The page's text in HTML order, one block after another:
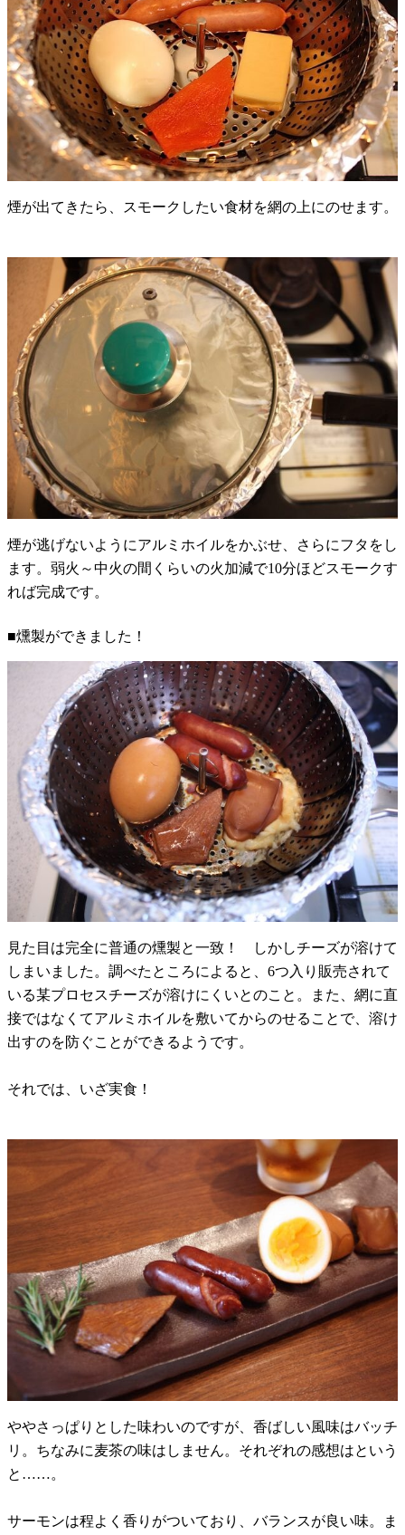
煙が出てきたら、スモークしたい食材を網の上にのせます。
煙が逃げないようにアルミホイルをかぶせ、さらにフタをし
ます。弱火～中火の間くらいの火加減で10分ほどスモークす
れば完成です。
■燻製ができました！
見た目は完全に普通の燻製と一致！ しかしチーズが溶けて
しまいました。調べたところによると、6つ入り販売されて
いる某プロセスチーズが溶けにくいとのこと。また、網に直
接ではなくてアルミホイルを敷いてからのせることで、溶け
出すのを防ぐことができるようです。
それでは、いざ実食！
ややさっぱりとした味わいのですが、香ばしい風味はバッチ
リ。ちなみに麦茶の味はしません。それぞれの感想はという
と……。
サーモンは程よく香りがついており、バランスが良い味。ま